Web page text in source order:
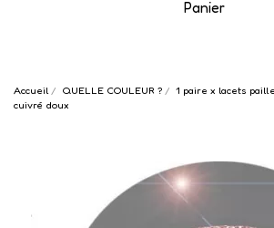
Panier
Accueil QUELLE COULEUR ?
1 paire x lacets
cuivré doux